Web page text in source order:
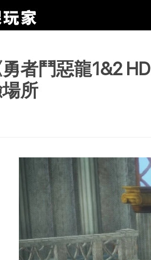
勇者鬥惡龍1&2
所